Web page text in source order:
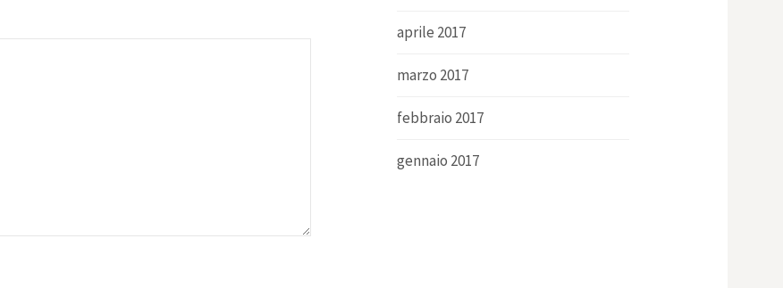
aprile 2017
marzo 2017
febbraio 2017
gennaio 2017